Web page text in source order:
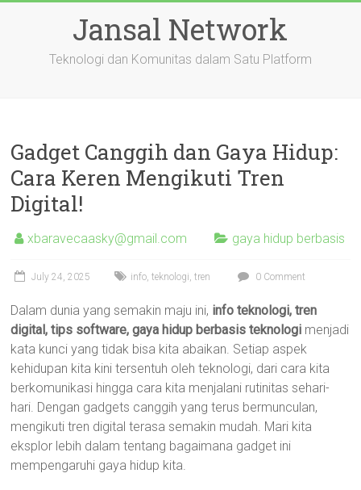
Jansal Network
Teknologi dan Komunitas dalam Satu Platform
Gadget Canggih dan Gaya Hidup:
Cara Keren Mengikuti Tren
Digital!
xbaravecaasky@gmail.com gaya hidup berbasis
July 24, 2025 info,teknologi,tren 0 Comment
Dalam dunia yang semakin maju ini, info teknologi, tren
digital, tips software, gaya hidup berbasis teknologi menjadi
kata kunci yang tidak bisa kita abaikan. Setiap aspek
kehidupan kita kini tersentuh oleh teknologi, dari cara kita
berkomunikasi hingga cara kita menjalani rutinitas sehari-
hari. Dengan gadgets canggih yang terus bermunculan,
mengikuti tren digital terasa semakin mudah. Mari kita
eksplor lebih dalam tentang bagaimana gadget ini
mempengaruhi gaya hidup kita.